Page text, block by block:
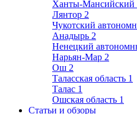
Ханты-
Лянтор 2
Чукотский
Анадырь 2
Ненецкий
Нарьян-Мар 2
Ош 2
Таласская область 1
Талас 1
Ошская область 1
Статьи и обзоры